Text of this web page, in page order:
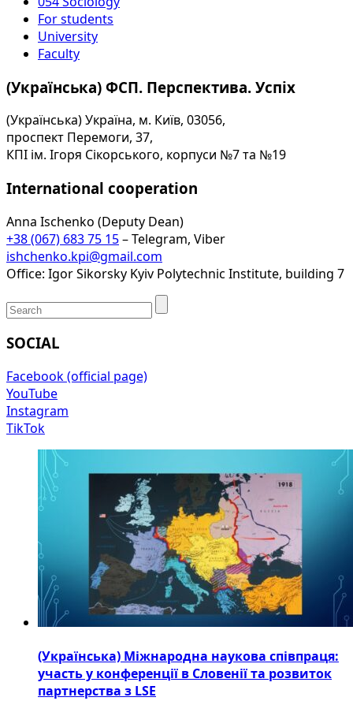
For students
University
Faculty
(Українська) ФСП. Перспектива. Успіх
(Українська) Україна, м. Київ, 03056,
проспект Перемоги, 37,
КПІ ім. Ігоря Сікорського, корпуси №7 та №19
International cooperation
Anna Ischenko (Deputy Dean)
+38 (067) 683 75 15– Telegram, Viber
ishchenko.kpi@gmail.com
Office: Igor Sikorsky Kyiv Polytechnic Institute, building 7
SOCIAL
Facebook (official page)
YouTube
Instagram
TikTok
(Українська) Міжнародна наукова співпраця:
участь у конференції в Словенії та розвиток
партнерства з LSE